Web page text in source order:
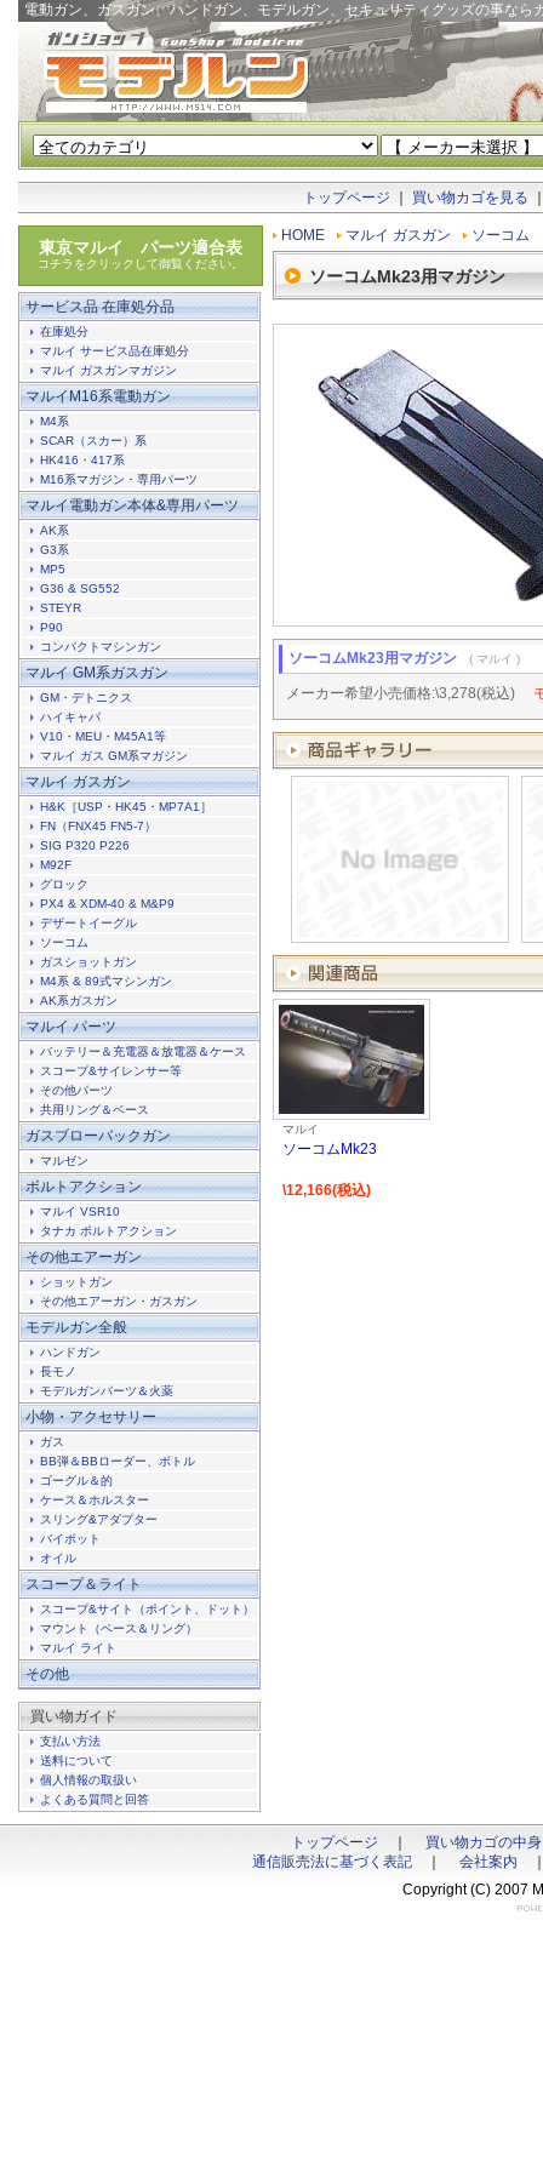
電動ガン、ガスガン、ハンドガン、モデルガン、セキュリティグッズの事なら
トップページ 買い物カゴを見る
HOME マルイ ガスガン ソーコム
ソーコムMk23用マガジン
ソーコムMk23用マガジン ( マルイ )
メーカー希望小売価格:\3,278(税込)
マルイ
ソーコムMk23
\12,166(税込)
東京マルイ パーツ適合表
コチラをクリックして御覧ください。
サービス品 在庫処分品
在庫処分
マルイ サービス品在庫処分
マルイ ガスガンマガジン
マルイM16系電動ガン
M4系
SCAR（スカー）系
HK416・417系
M16系マガジン・専用パーツ
マルイ電動ガン本体&専用パーツ
AK系
G3系
MP5
G36 & SG552
STEYR
P90
コンパクトマシンガン
マルイ GM系ガスガン
GM・デトニクス
ハイキャパ
V10・MEU・M45A1等
マルイ ガス GM系マガジン
マルイ ガスガン
H&K［USP・HK45・MP7A1］
FN（FNX45 FN5-7）
SIG P320 P226
M92F
グロック
PX4 & XDM-40 & M&P9
デザートイーグル
ソーコム
ガスショットガン
M4系 & 89式マシンガン
AK系ガスガン
マルイ パーツ
バッテリー＆充電器＆放電器＆ケース
スコープ&サイレンサー等
その他パーツ
共用リング＆ベース
ガスブローバックガン
マルゼン
ボルトアクション
マルイ VSR10
タナカ ボルトアクション
その他エアーガン
ショットガン
その他エアーガン・ガスガン
モデルガン全般
ハンドガン
長モノ
モデルガンパーツ＆火薬
小物・アクセサリー
ガス
BB弾＆BBローダー、ボトル
ゴーグル＆的
ケース＆ホルスター
スリング&アダプター
バイポット
オイル
スコープ＆ライト
スコープ&サイト（ポイント、ドット）
マウント（ベース＆リング）
マルイ ライト
その他
買い物ガイド
支払い方法
送料について
個人情報の取扱い
よくある質問と回答
トップページ
買い物カゴの中
通信販売法に基づく表記
会社案内
Copyright (C) 2007